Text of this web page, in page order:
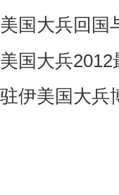
美国大兵回国
美国大兵2012
驻伊美国大兵